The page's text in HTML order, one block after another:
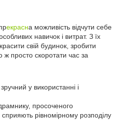
екрасна можливість відчути себе
навичок і витрат. З їх
свій будинок, зробити
ж просто скоротати час за
у використанні і
просоченого
рівномірному розподілу